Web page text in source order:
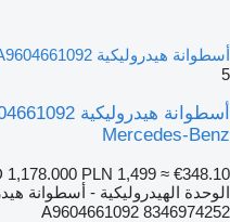
أسطوانة هيدروليكية Bosch A9604661092 لـ الشاحنات Mercedes-Benz
5
Mercedes-Benz
1,178.000 PLN 1,499 ≈ €348.10
الوحدة الهيدروليكية - أسطوانة
A9604661092 8346974252